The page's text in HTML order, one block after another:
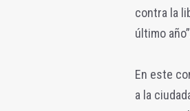
contra la
último
En este
a la